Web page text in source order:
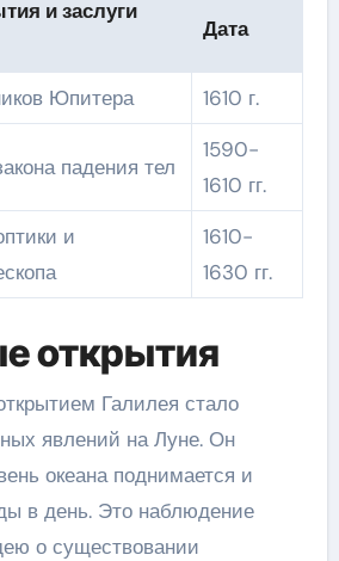
и заслуги
Дата
Юпитера 1610 г.
падения тел
1590-
1610 гг.
и
1610-
1630 гг.
открытия
Галилея стало
явлений на Луне. Он
океана поднимается и
в день. Это наблюдение
о существовании